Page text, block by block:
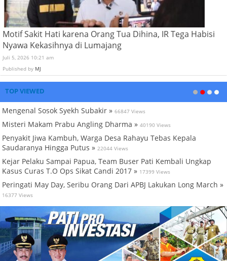
Motif Sakit Hati karena Orang Tua Dihina, IR Tega Habisi
Nyawa Kekasihnya di Lumajang
Juli 5, 2026 10:21 am
Published by MJ
TOP VIEWED
Mengenal Sosok Syekh Subakir » 66847 Views
Misteri Makam Prabu Angling Dharma » 40190 Views
Penyakit Jiwa Kambuh, Warga Desa Rahayu Tebas Kepala
Saudaranya Hingga Putus » 22044 Views
Kejar Pelaku Sampai Papua, Team Buser Pati Kembali Ungkap
Kasus Curas T.O Ops Sikat Candi 2017 » 17399 Views
Peringati May Day, Seribu Orang Dari APBJ Lakukan Long March »
16377 Views